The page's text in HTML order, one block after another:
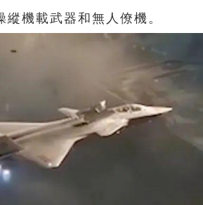
縱機載武器和無人僚機。